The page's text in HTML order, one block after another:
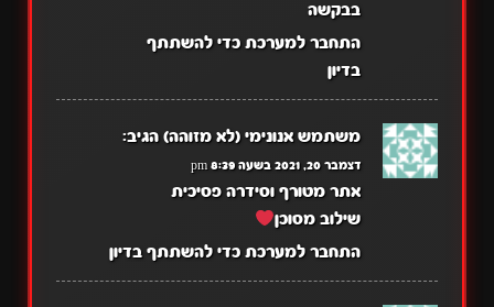
בבקשה
התחבר למערכת כדי להשתתף
בדיון
משתמש אנונימי (לא מזוהה) הגיב:
דצמבר 20, 2021 בשעה 8:39 pm
אתר מטורף וסידרה פסיכית
שילוב מסוכן
התחבר למערכת כדי להשתתף בדיון